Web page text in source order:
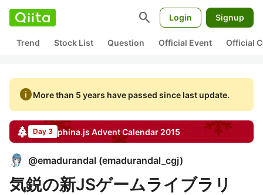
search Login Signup
Trend Stock List Question Official Event Official
infoMore than 5 years have passed since last update.
Day 3 phina.js Advent Calendar 2015
@emadurandal (emadurandal_cgj)
気鋭の新JSゲームライブラリ